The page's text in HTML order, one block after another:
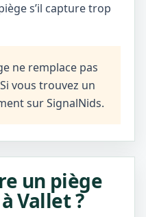
s’il capture trop
ne remplace pas
vous trouvez un
sur SignalNids.
un piège
Vallet ?